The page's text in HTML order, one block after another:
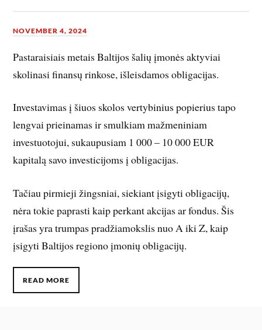
NOVEMBER 4, 2024
Pastaraisiais metais Baltijos šalių įmonės aktyviai
skolinasi finansų rinkose, išleisdamos obligacijas.
Investavimas į šiuos skolos vertybinius popierius tapo
lengvai prieinamas ir smulkiam mažmeniniam
investuotojui, sukaupusiam 1 000 – 10 000 EUR
kapitalą savo investicijoms į obligacijas.
Tačiau pirmieji žingsniai, siekiant įsigyti obligacijų,
nėra tokie paprasti kaip perkant akcijas ar fondus. Šis
įrašas yra trumpas pradžiamokslis nuo A iki Z, kaip
įsigyti Baltijos regiono įmonių obligacijų.
READ MORE